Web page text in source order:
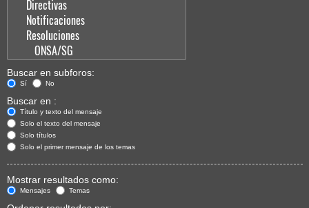
Buscar en subforos:
Sí No
Buscar en :
Título y texto del mensaje
Solo el texto del mensaje
Solo títulos
Solo el primer mensaje de los temas
Mostrar resultados como:
Mensajes Temas